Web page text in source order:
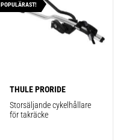
THULE PRORIDE
Storsäljande cykelhållare
för takräcke
POPULÄRAST!